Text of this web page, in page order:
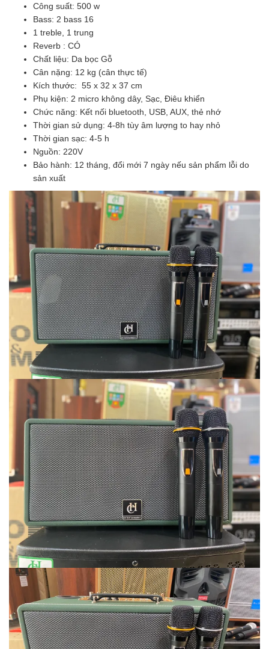
Công suất: 500 w
Bass: 2 bass 16
1 treble, 1 trung
Reverb : CÓ
Chất liệu: Da bọc Gỗ
Cân nặng: 12 kg (cân thực tế)
Kích thước: 55 x 32 x 37 cm
Phụ kiện: 2 micro không dây, Sạc, Điêu khiển
Chức năng: Kết nối bluetooth, USB, AUX, thẻ nhớ
Thời gian sử dụng: 4-8h tùy âm lượng to hay nhỏ
Thời gian sạc: 4-5 h
Nguồn: 220V
Bảo hành: 12 tháng, đổi mới 7 ngày nếu sản phẩm lỗi do
sản xuất